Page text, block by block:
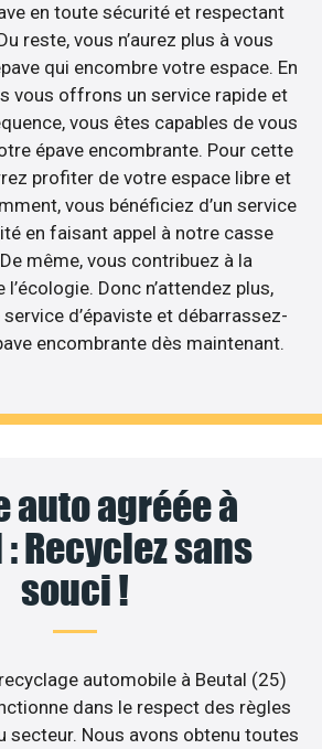
en toute sécurité et respectant
reste, vous n’aurez plus à vous
qui encombre votre espace. En
vous offrons un service rapide et
vous êtes capables de vous
épave encombrante. Pour cette
profiter de votre espace libre et
vous bénéficiez d’un service
en faisant appel à notre casse
même, vous contribuez à la
Donc n’attendez plus,
d’épaviste et débarrassez-
encombrante dès maintenant.
auto agréée à
Recyclez sans
souci !
automobile à Beutal (25)
dans le respect des règles
secteur. Nous avons obtenu toutes